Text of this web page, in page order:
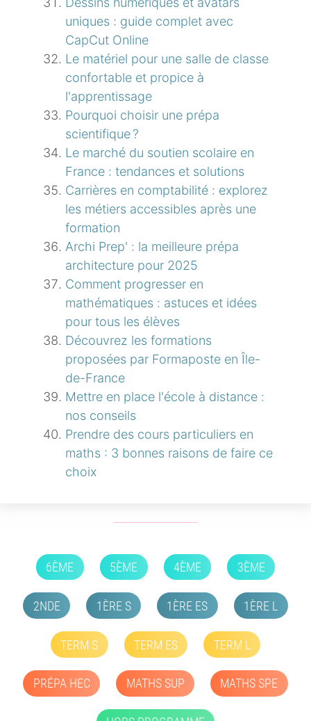
uniques : guide complet avec
CapCut Online
Le matériel pour une salle de classe
confortable et propice à
l'apprentissage
Pourquoi choisir une prépa
scientifique ?
Le marché du soutien scolaire en
France : tendances et solutions
Carrières en comptabilité : explorez
les métiers accessibles après une
formation
Archi Prep' : la meilleure prépa
architecture pour 2025
Comment progresser en
mathématiques : astuces et idées
pour tous les élèves
Découvrez les formations
proposées par Formaposte en Île-
de-France
Mettre en place l'école à distance :
nos conseils
Prendre des cours particuliers en
maths : 3 bonnes raisons de faire ce
choix
6ÈME 5ÈME 4ÈME 3ÈME
2NDE 1ÈRE S 1ÈRE ES 1ÈRE L
TERM S TERM ES TERM L
PRÉPA HEC MATHS SUP MATHS SPE